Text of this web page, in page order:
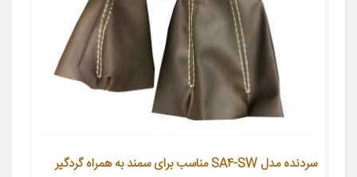
سردنده مدل SA4-SW مناسب برای سمند به همراه گردگیر